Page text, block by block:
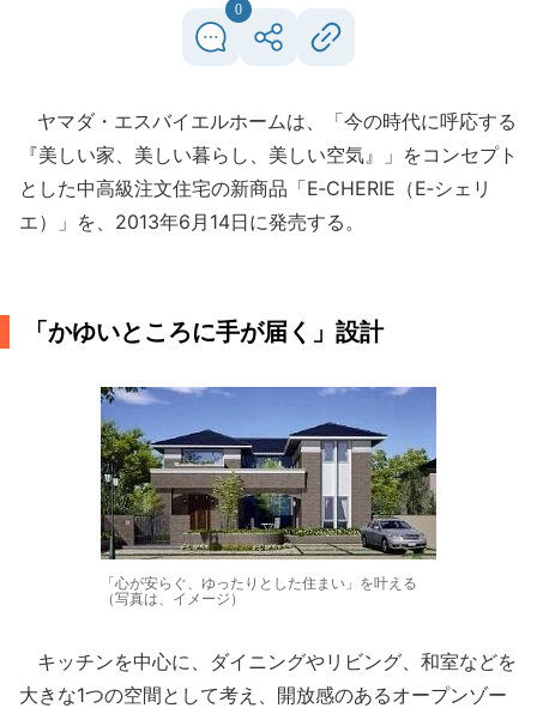
0
ヤマダ・エスバイエルホームは、「今の時代に呼応する
『美しい家、美しい暮らし、美しい空気』」をコンセプト
とした中高級注文住宅の新商品「E‐CHERIE（E‐シェリ
エ）」を、2013年6月14日に発売する。
「かゆいところに手が届く」設計
「心が安らぐ、ゆったりとした住まい」を叶える
（写真は、イメージ）
キッチンを中心に、ダイニングやリビング、和室などを
大きな1つの空間として考え、開放感のあるオープンゾー